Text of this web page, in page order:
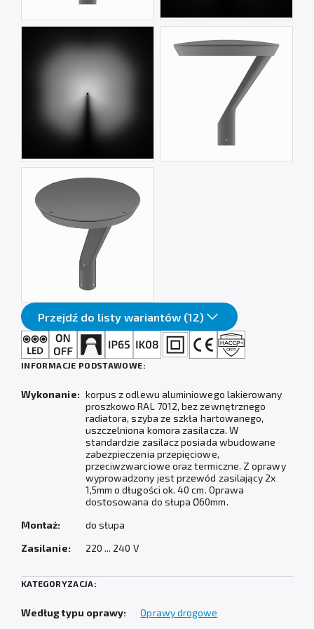
Przejdź do listy wariantów (12)
INFORMACJE PODSTAWOWE:
Wykonanie: korpus z odlewu aluminiowego lakierowany
proszkowo RAL 7012, bez zewnętrznego
radiatora, szyba ze szkła hartowanego,
uszczelniona komora zasilacza. W
standardzie zasilacz posiada wbudowane
zabezpieczenia przepięciowe,
przeciwzwarciowe oraz termiczne. Z oprawy
wyprowadzony jest przewód zasilający 2x
1,5mm o długości ok. 40 cm. Oprawa
dostosowana do słupa Ø60mm.
Montaż:
do słupa
Zasilanie:
220 ... 240 V
KATEGORYZACJA:
Według typu oprawy:
Oprawy drogowe